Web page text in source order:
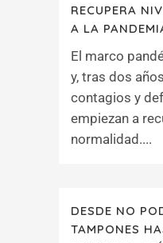
RECUPERA
A LA
El marco
y, tras dos
contagios y
empiezan a
normalidad....
DESDE NO
TAMPONES